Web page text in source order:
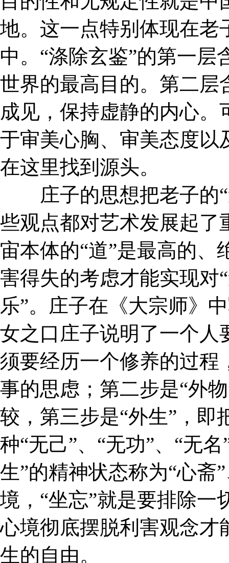
地。这一点特别体现在老
中。“涤除玄鉴”的第一层
世界的最高目的。第二层
成见，保持虚静的内心
于审美心胸、审美态度以
在这里找到源头。
庄子的思想把老子的“
些观点都对艺术发展起了
宙本体的“道”是最高的
害得失的考虑才能实现对
乐”。庄子在《大宗师》
女之口庄子说明了一个
须要经历一个修养的过程
事的思虑；第二步是“外
较，第三步是“外生”，即
种“无己”、“无功”、“无
生”的精神状态称为“心斋
境，“坐忘”就是要排除一
心境彻底摆脱利害观念才
生的自由。